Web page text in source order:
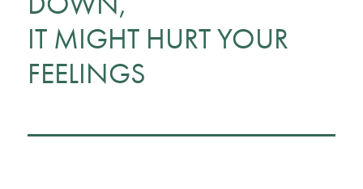
IT MIGHT HURT YOUR
FEELINGS